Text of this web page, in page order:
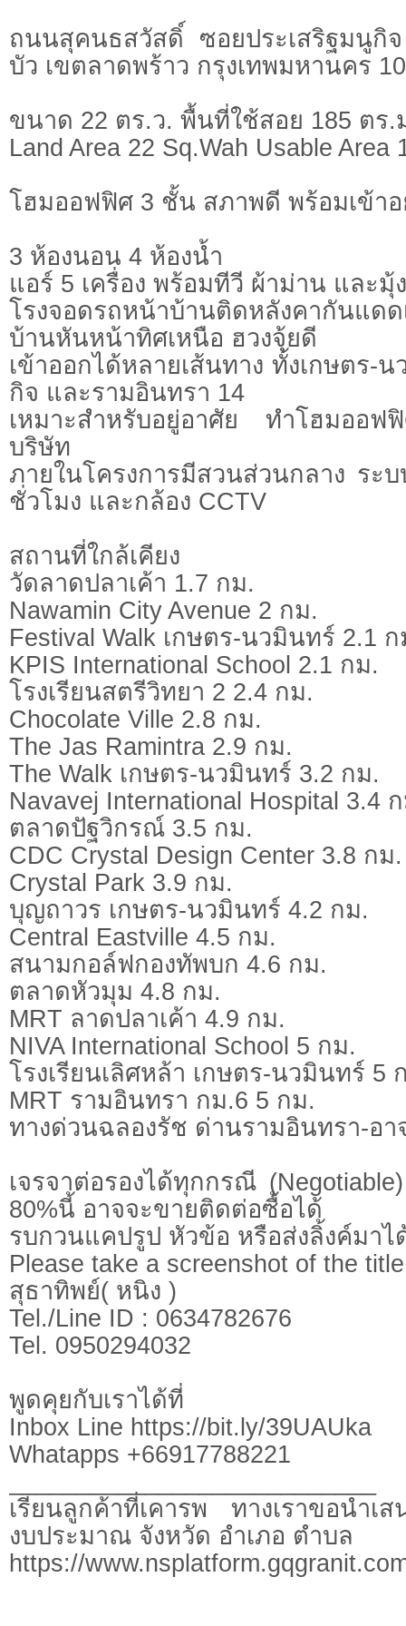
ถนนสุคนธสวัสดิ์ ซอยประเสริฐมนูกิ
บัว เขตลาดพร้าว กรุงเทพมหานคร
ขนาด 22 ตร.ว. พื้นที่ใช้สอย 185 ตร.
Land Area 22 Sq.Wah Usable Area
โฮมออฟฟิศ 3 ชั้น สภาพดี พร้อมเข้า
3 ห้องนอน 4 ห้องน้ำ
แอร์ 5 เครื่อง พร้อมทีวี ผ้าม่าน และมุ้
โรงจอดรถหน้าบ้านติดหลังคากันแดด
บ้านหันหน้าทิศเหนือ ฮวงจุ้ยดี
เข้าออกได้หลายเส้นทาง ทั้งเกษตร-
กิจ และรามอินทรา 14
เหมาะสำหรับอยู่อาศัย ทำโฮมออฟ
บริษัท
ภายในโครงการมีสวนส่วนกลาง ระ
ชั่วโมง และกล้อง CCTV
สถานที่ใกล้เคียง
วัดลาดปลาเค้า 1.7 กม.
Nawamin City Avenue 2 กม.
Festival Walk เกษตร-นวมินทร์ 2.1
KPIS International School 2.1 กม.
โรงเรียนสตรีวิทยา 2 2.4 กม.
Chocolate Ville 2.8 กม.
The Jas Ramintra 2.9 กม.
The Walk เกษตร-นวมินทร์ 3.2 กม.
Navavej International Hospital 3.4
ตลาดปัฐวิกรณ์ 3.5 กม.
CDC Crystal Design Center 3.8 กม.
Crystal Park 3.9 กม.
บุญถาวร เกษตร-นวมินทร์ 4.2 กม.
Central Eastville 4.5 กม.
สนามกอล์ฟกองทัพบก 4.6 กม.
ตลาดหัวมุม 4.8 กม.
MRT ลาดปลาเค้า 4.9 กม.
NIVA International School 5 กม.
โรงเรียนเลิศหล้า เกษตร-นวมินทร์ 5
MRT รามอินทรา กม.6 5 กม.
ทางด่วนฉลองรัช ด่านรามอินทรา-อ
เจรจาต่อรองได้ทุกกรณี
80%นี้ อาจจะขายติดต่อซื้อได้
รบกวนแคปรูป หัวข้อ หรือส่งลิ้งค์มาไ
Please take a screenshot of the
สุธาทิพย์( หนิง )
Tel./Line ID : 0634782676
Tel. 0950294032
พูดคุยกับเราได้ที่
Inbox Line https://bit.ly/39UAUka
Whatapps +66917788221
เรียนลูกค้าที่เคารพ ทางเราขอนำเ
งบประมาณ จังหวัด อำเภอ ตำบล
https://